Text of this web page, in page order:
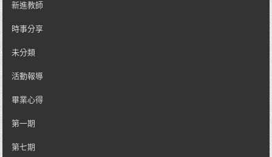
新進教師
時事分享
未分類
活動報導
畢業心得
第一期
第七期